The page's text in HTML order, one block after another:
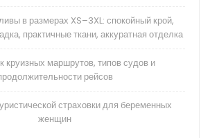
в размерах XS–3XL: спокойный крой,
практичные ткани, аккуратная отделка
круизных маршрутов, типов судов и
рейсов
страховки для беременных
женщин